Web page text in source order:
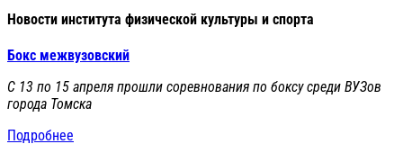
Новости института физической культуры и спорта
Бокс межвузовский
С 13 по 15 апреля прошли соревнования по боксу среди ВУЗов
города Томска
Подробнее